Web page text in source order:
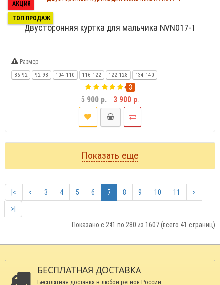
АКЦИЯ
ТОП ПРОДАЖ
Двусторонняя куртка для мальчика NVN017-1
Размер
86-92 92-98 104-110 116-122 122-128 134-140
3
5 900 р. 3 900 р.
Показать еще
|< < 3 4 5 6 7 8 9 10 11 >
>|
Показано с 241 по 280 из 1607 (всего 41 страниц)
БЕСПЛАТНАЯ ДОСТАВКА
Бесплатная доставка в любой регион России